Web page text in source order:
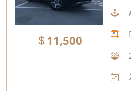
11,500